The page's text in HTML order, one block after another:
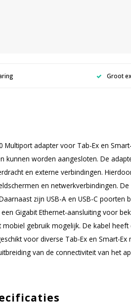
Groot
Multiport adapter voor Tab-Ex en
kunnen worden aangesloten. De
en externe verbindingen.
en netwerkverbindingen.
zijn USB-A en USB-C poorten
Gigabit Ethernet-aansluiting voor
gebruik mogelijk. De kabel
voor diverse Tab-Ex en Smart-
van de connectiviteit van het